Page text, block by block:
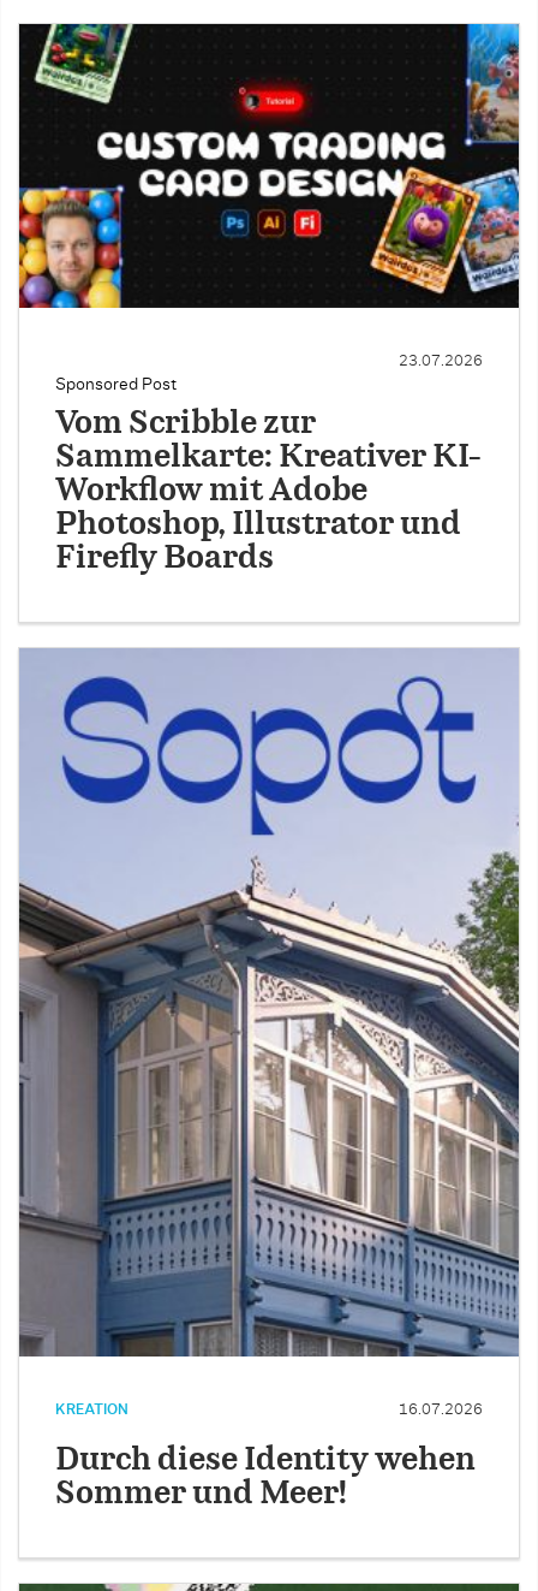
Sponsored Post
23.07.2026
Vom Scribble zur
Sammelkarte: Kreativer KI-
Workflow mit Adobe
Photoshop, Illustrator und
Firefly Boards
KREATION 16.07.2026
Durch diese Identity wehen
Sommer und Meer!